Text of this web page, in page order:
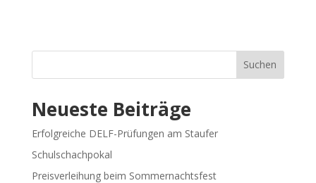
Suchen
Neueste Beiträge
Erfolgreiche DELF-Prüfungen am Staufer
Schulschachpokal
Preisverleihung beim Sommernachtsfest